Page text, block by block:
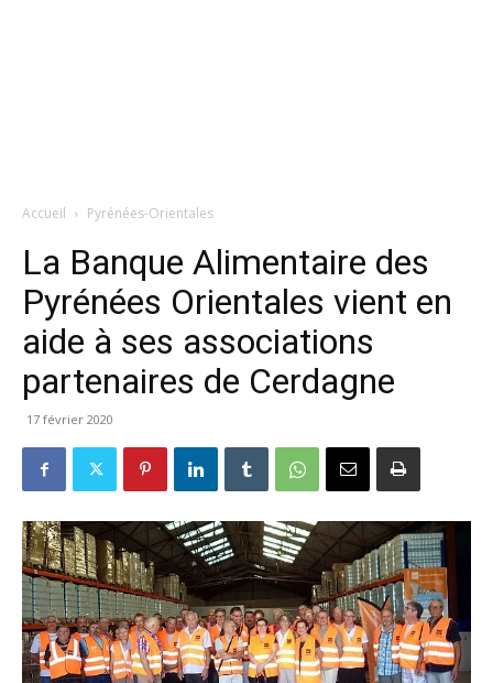
Accueil Pyrénées-Orientales
La Banque Alimentaire des
Pyrénées Orientales vient en
aide à ses associations
partenaires de Cerdagne
17 février 2020